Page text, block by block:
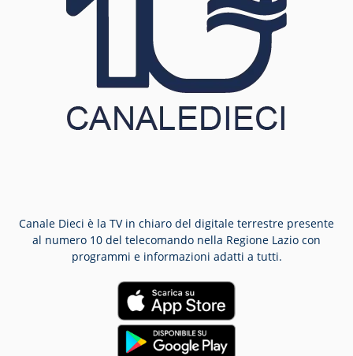
Canale Dieci è la TV in chiaro del digitale terrestre presente
al numero 10 del telecomando nella Regione Lazio con
programmi e informazioni adatti a tutti.